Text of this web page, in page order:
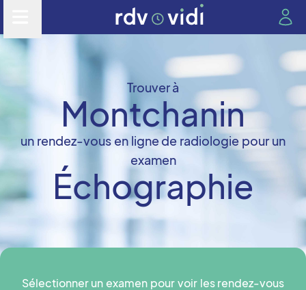
Trouver à
Montchanin
un rendez-vous en ligne de radiologie pour un
examen
Échographie
Sélectionner un examen pour voir les rendez-vous